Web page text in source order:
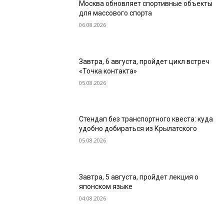
Москва обновляет спортивные объекты
для массового спорта
06.08.2026
Завтра, 6 августа, пройдет цикл встреч
«Точка контакта»
05.08.2026
Стендап без транспортного квеста: куда
удобно добираться из Крылатского
05.08.2026
Завтра, 5 августа, пройдет лекция о
японском языке
04.08.2026